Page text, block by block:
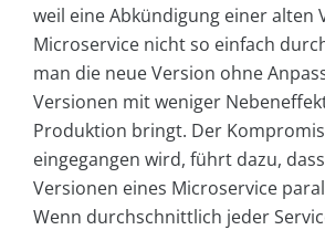
weil eine Abkündigung einer alten
Microservice nicht so einfach
man die neue Version ohne
Versionen mit weniger
Produktion bringt. Der
eingegangen wird, führt dazu,
Versionen eines Microservice
Wenn durchschnittlich jeder